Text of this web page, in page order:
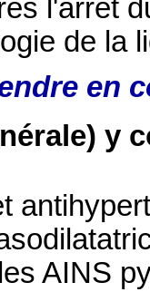
l'arrêt
de la
en
y
AINS